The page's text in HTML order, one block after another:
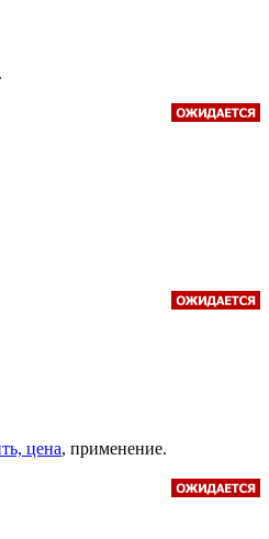
цена, применение.